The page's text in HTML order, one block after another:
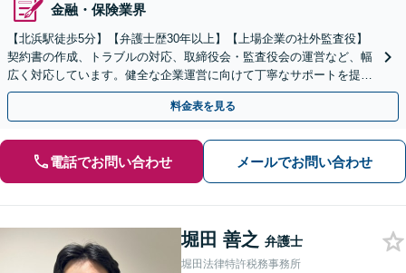
金融・保険業界
【北浜駅徒歩5分】【弁護士歴30年以上】【上場企業の社外監査役】
契約書の作成、トラブルの対応、取締役会・監査役会の運営など、幅
広く対応しています。健全な企業運営に向けて丁寧なサポートを提供
いたしますので、ぜひご相談ください。【Web面談可】
料金表を見る
電話でお問い合わせ メールでお問い合わせ
堀田 善之 弁護士
堀田法律特許税務事務所